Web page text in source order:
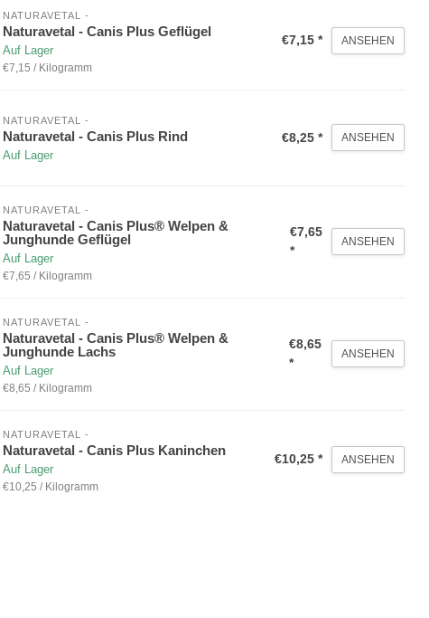
NATURAVETAL -
Naturavetal - Canis Plus Geflügel
Auf Lager
€7,15 / Kilogramm
€7,15 * ANSEHEN
NATURAVETAL -
Naturavetal - Canis Plus Rind
Auf Lager
€8,25 * ANSEHEN
NATURAVETAL -
Naturavetal - Canis Plus® Welpen &
Junghunde Geflügel
Auf Lager
€7,65 / Kilogramm
€7,65
*
ANSEHEN
NATURAVETAL -
Naturavetal - Canis Plus® Welpen &
Junghunde Lachs
Auf Lager
€8,65 / Kilogramm
€8,65
*
ANSEHEN
NATURAVETAL -
Naturavetal - Canis Plus Kaninchen
Auf Lager
€10,25 / Kilogramm
€10,25 * ANSEHEN